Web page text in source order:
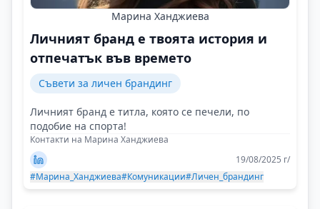
Марина Ханджиева
Личният бранд е твоята история и
отпечатък във времето
Съвети за личен брандинг
Личният бранд е титла, която се печели, по
подобие на спорта!
Контакти на Марина Ханджиева
19/08/2025 г/
#Марина_Ханджиева#Комуникации#Личен_брандинг